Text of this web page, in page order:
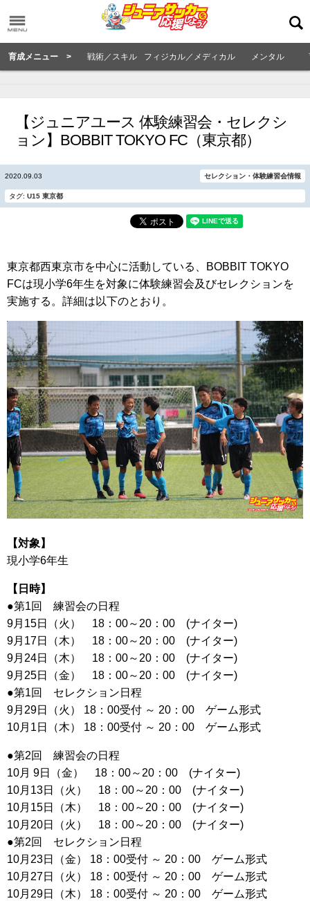
育成メニュー > 戦術／スキル フィジカル／メディカル メンタル
【ジュニアユース 体験練習会・セレクシ
ョン】BOBBIT TOKYO FC（東京都）
2020.09.03 セレクション・体験練習会情報
タグ: U15 東京都
東京都西東京市を中心に活動している、BOBBIT TOKYO
FCは現小学6年生を対象に体験練習会及びセレクションを
実施する。詳細は以下のとおり。
【対象】
現小学6年生
【日時】
●第1回 練習会の日程
9月15日（火） 18：00～20：00 (ナイター)
9月17日（木） 18：00～20：00 (ナイター)
9月24日（木） 18：00～20：00 (ナイター)
9月25日（金） 18：00～20：00 (ナイター)
●第1回 セレクション日程
9月29日（火） 18：00受付 ～ 20：00 ゲーム形式
10月1日（木） 18：00受付 ～ 20：00 ゲーム形式
●第2回 練習会の日程
10月 9日（金） 18：00～20：00 (ナイター)
10月13日（火） 18：00～20：00 (ナイター)
10月15日（木） 18：00～20：00 (ナイター)
10月20日（火） 18：00～20：00 (ナイター)
●第2回 セレクション日程
10月23日（金） 18：00受付 ～ 20：00 ゲーム形式
10月27日（火） 18：00受付 ～ 20：00 ゲーム形式
10月29日（木） 18：00受付 ～ 20：00 ゲーム形式